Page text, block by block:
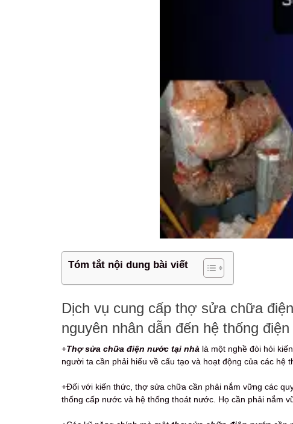
Tóm tắt nội dung bài viết
Dịch vụ cung cấp thợ sửa chữa
nguyên nhân dẫn đến hệ thống
+Thợ sửa chữa điện nước tại nhà là một nghề đòi hỏi
người ta cần phải hiểu về cấu tạo và hoạt động của các hệ
+Đối với kiến thức, thợ sửa chữa cần phải nắm vững các
thống cấp nước và hệ thống thoát nước. Họ cần phải nắm